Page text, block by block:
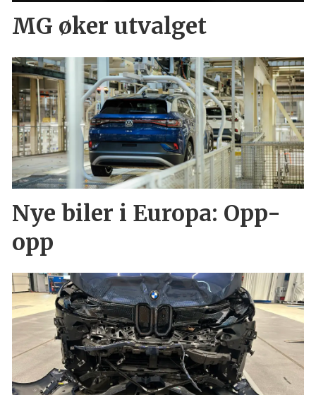
MG øker utvalget
Nye biler i Europa: Opp-
opp